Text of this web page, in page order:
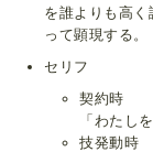
を誰よりも高
って顕現する。
セリフ
契約時
「わたし
技発動時